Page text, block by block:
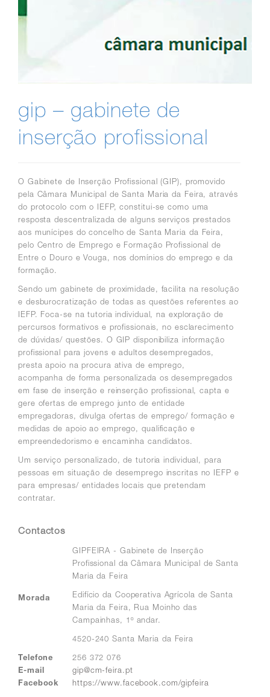
gip – gabinete de
inserção profissional
O Gabinete de Inserção Profissional (GIP), promovido
pela Câmara Municipal de Santa Maria da Feira, através
do protocolo com o IEFP, constitui-se como uma
resposta descentralizada de alguns serviços prestados
aos munícipes do concelho de Santa Maria da Feira,
pelo Centro de Emprego e Formação Profissional de
Entre o Douro e Vouga, nos domínios do emprego e da
formação.
Sendo um gabinete de proximidade, facilita na resolução
e desburocratização de todas as questões referentes ao
IEFP. Foca-se na tutoria individual, na exploração de
percursos formativos e profissionais, no esclarecimento
de dúvidas/ questões. O GIP disponibiliza informação
profissional para jovens e adultos desempregados,
presta apoio na procura ativa de emprego,
acompanha de forma personalizada os desempregados
em fase de inserção e reinserção profissional, capta e
gere ofertas de emprego junto de entidade
empregadoras, divulga ofertas de emprego/ formação e
medidas de apoio ao emprego, qualificação e
empreendedorismo e encaminha candidatos.
Um serviço personalizado, de tutoria individual, para
pessoas em situação de desemprego inscritas no IEFP e
para empresas/ entidades locais que pretendam
contratar.
Contactos
Morada
GIPFEIRA - Gabinete de Inserção
Profissional da Câmara Municipal de Santa
Maria da Feira
Edifício da Cooperativa Agrícola de Santa
Maria da Feira, Rua Moinho das
Campainhas, 1º andar.
4520-240 Santa Maria da Feira
Telefone
256 372 076
E-mail
gip@cm-feira.pt
Facebook
https://www.facebook.com/gipfeira